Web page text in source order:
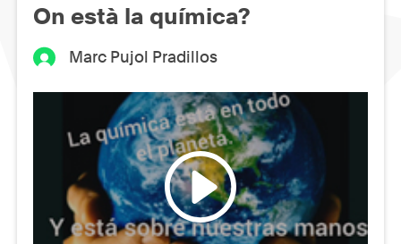
On està la química?
Marc Pujol Pradillos